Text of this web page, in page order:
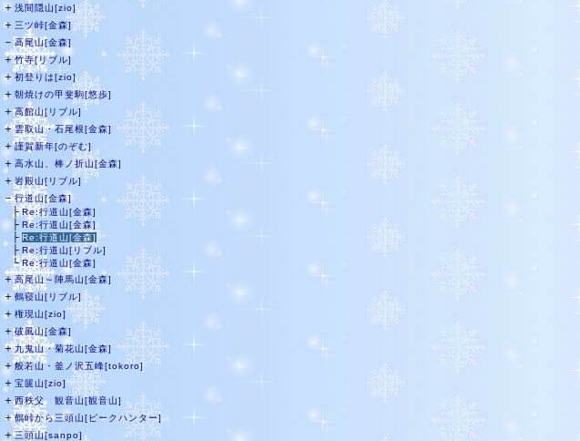
＋ 浅間隠山[zio]
＋ 三ツ峠[金森]
－高尾山[金森]
＋竹寺[リブル]
＋ 初登りは[zio]
＋ 朝焼けの甲斐駒[悠歩]
＋高館山[リブル]
＋雲取山・石尾根[金森]
＋謹賀新年[のぞむ]
＋ 高水山、棒ノ折山[金森]
＋岩殿山[リブル]
－行道山[金森]
├Re:行道山[金森]
├ Re:行道山[金森]
├ Re:行道山[金森]
├ Re:行道山[リブル]
└Re:行道山[金森]
＋高尾山～陣馬山[金森]
＋ 鶴寝山[リブル]
＋ 権現山[zio]
＋破風山[金森]
＋九鬼山・菊花山[金森]
＋般若山・釜ノ沢五峰[tokoro]
＋ 宝篋山[zio]
＋西秩父 観音山[観音山]
＋鶴峠から三頭山[ピークハンター]
＋三頭山[sanpo]